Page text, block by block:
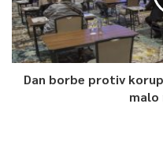
Dan borbe protiv
malo